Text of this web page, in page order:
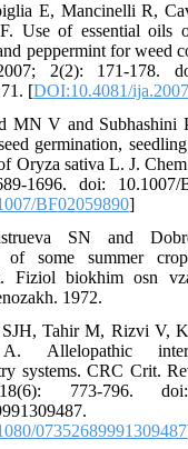
E, Mancinelli R,
F. Use of essential
and peppermint for
2007; 2(2): 171-
[DOI:10.4081/
MN V and
seed germination,
of Oryza sativa L. J.
1689-1696. doi:
BF02059890
SN and
of some summer
Fiziol biokhim osn
1972.
SJH, Tahir M, Rizvi
A. Allelopathic
systems. CRC Crit.
18(6): 773-796.